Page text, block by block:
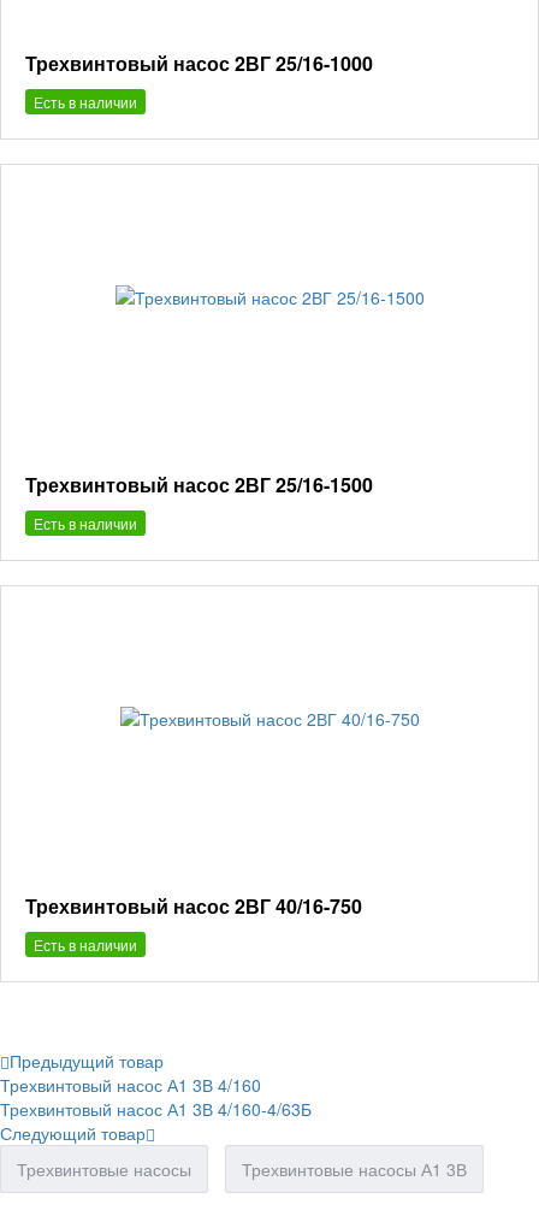
Трехвинтовый насос 2ВГ 25/16-1000
Есть в наличии
Трехвинтовый насос 2ВГ 25/16-1500
Есть в наличии
Трехвинтовый насос 2ВГ 40/16-750
Есть в наличии
Предыдущий товар
Трехвинтовый насос А1 3В 4/160
Трехвинтовый насос А1 3В 4/160-4/63Б
Следующий товар
Трехвинтовые насосы
Трехвинтовые насосы А1 3В